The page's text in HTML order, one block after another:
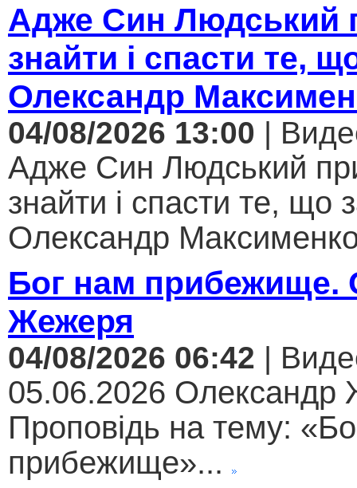
Адже Син Людський
знайти і спасти те,
Олександр
04/08/2026 13:00 |
Адже Син Людський
знайти і спасти те, що
Олександр
Бог нам прибежище.
Жежеря
04/08/2026 06:42 |
05.06.2026 Олександр
Проповідь на тему:
прибежище»...